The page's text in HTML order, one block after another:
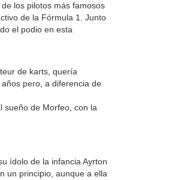
los pilotos más famosos
de la Fórmula 1. Junto
el podio en esta
de karts, quería
pero, a diferencia de
sueño de Morfeo, con la
ídolo de la infancia Ayrton
un principio, aunque a ella